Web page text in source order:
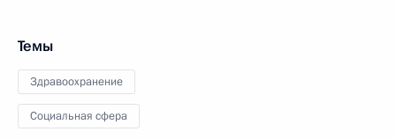
Темы
Здравоохранение
Социальная сфера